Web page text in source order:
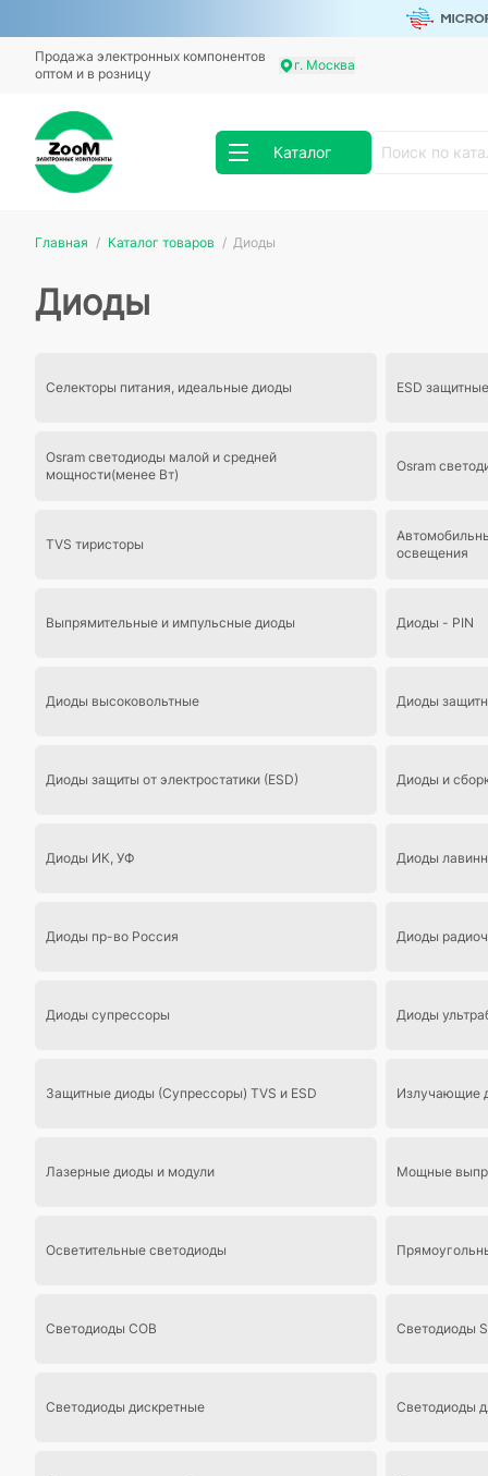
Продажа электронных компонентов
оптом и в розницу
г. Москва
Каталог
Главная Каталог товаров Диоды
Диоды
Cелекторы питания, идеальные диоды ESD
Osram светодиоды малой и средней
мощности(менее Вт)
Osram
TVS тиристоры
освещения
Выпрямительные и импульсные диоды Диоды - PIN
Диоды высоковольтные Диоды
Диоды защиты от электростатики (ESD) Диоды и
Диоды ИК, УФ Диоды
Диоды пр-во Россия Диоды
Диоды супрессоры Диоды
Защитные диоды (Супрессоры) TVS и ESD Излучающие
Лазерные диоды и модули Мощные
Осветительные светодиоды
Светодиоды COB Светодиоды
Светодиоды дискретные Светодиоды